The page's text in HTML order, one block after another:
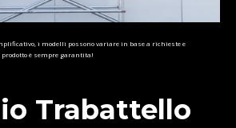
Trabattello
i modelli possono variare in base a richieste e
è sempre garantita!